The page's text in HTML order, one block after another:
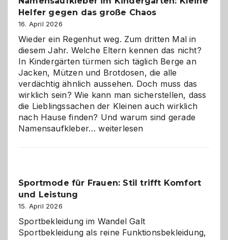
eine
die
richtige
Wahl?
Helfer gegen das große Chaos
16. April 2026
Wieder ein Regenhut weg. Zum dritten Mal in
diesem Jahr. Welche Eltern kennen das nicht?
In Kindergärten türmen sich täglich Berge an
Jacken, Mützen und Brotdosen, die alle
verdächtig ähnlich aussehen. Doch muss das
wirklich sein? Wie kann man sicherstellen, dass
die Lieblingssachen der Kleinen auch wirklich
nach Hause finden? Und warum sind gerade
Namensaufkleber…Namensaufkleber
gegen
Chaos
weiterlesen
Sportmode für Frauen: Stil trifft Komfort
und Leistung
15. April 2026
Sportbekleidung im Wandel Galt
Sportbekleidung als reine Funktionsbekleidung,